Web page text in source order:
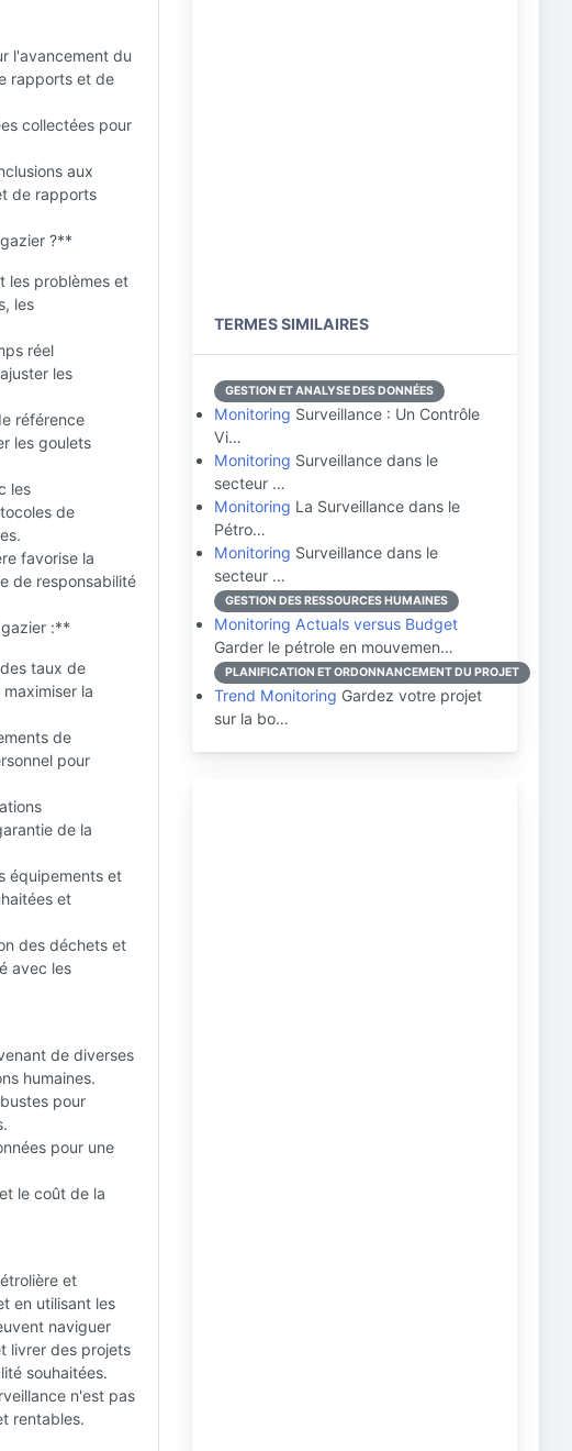
l'avancement du
rapports et de
collectées pour
aux
de rapports
?**
les problèmes et
les
réel
les
référence
les goulets
les
de
favorise la
de responsabilité
:**
taux de
la
de
pour
de la
équipements et
et
des déchets et
avec les
de diverses
humaines.
pour
pour une
le coût de la
et
en utilisant les
naviguer
livrer des projets
souhaitées.
n'est pas
rentables.
TERMES SIMILAIRES
GESTION ET ANALYSE DES DONNÉES
Monitoring Surveillance : Un Contrôle
Vi…
Monitoring Surveillance dans le
secteur …
Monitoring La Surveillance dans le
Pétro…
Monitoring Surveillance dans le
secteur …
GESTION DES RESSOURCES HUMAINES
Monitoring Actuals versus Budget
Garder le pétrole en mouvemen…
PLANIFICATION ET ORDONNANCEMENT DU PROJET
Trend Monitoring Gardez votre projet
sur la bo…